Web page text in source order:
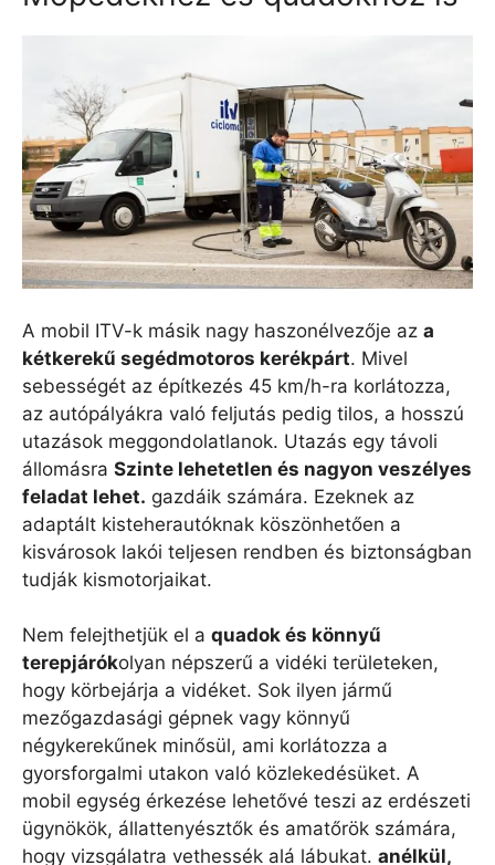
A mobil ITV-k másik nagy haszonélvezője az a
kétkerekű segédmotoros kerékpárt. Mivel
sebességét az építkezés 45 km/h-ra korlátozza,
az autópályákra való feljutás pedig tilos, a hosszú
utazások meggondolatlanok. Utazás egy távoli
állomásra Szinte lehetetlen és nagyon veszélyes
feladat lehet. gazdáik számára. Ezeknek az
adaptált kisteherautóknak köszönhetően a
kisvárosok lakói teljesen rendben és biztonságban
tudják kismotorjaikat.
Nem felejthetjük el a quadok és könnyű
terepjárókolyan népszerű a vidéki területeken,
hogy körbejárja a vidéket. Sok ilyen jármű
mezőgazdasági gépnek vagy könnyű
négykerekűnek minősül, ami korlátozza a
gyorsforgalmi utakon való közlekedésüket. A
mobil egység érkezése lehetővé teszi az erdészeti
ügynökök, állattenyésztők és amatőrök számára,
hogy vizsgálatra vethessék alá lábukat. anélkül,